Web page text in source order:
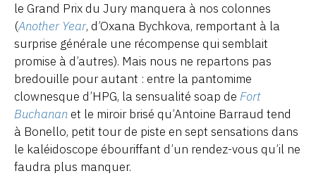
le Grand Prix du Jury manquera à nos colonnes
(Another Year, d’Oxana Bychkova, remportant à la
surprise générale une récompense qui semblait
promise à d’autres). Mais nous ne repartons pas
bredouille pour autant : entre la pantomime
clownesque d’HPG, la sensualité soap de Fort
Buchanan et le miroir brisé qu’Antoine Barraud tend
à Bonello, petit tour de piste en sept sensations dans
le kaléidoscope ébouriffant d’un rendez-vous qu’il ne
faudra plus manquer.